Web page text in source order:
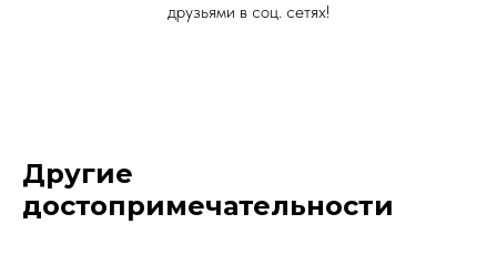
друзьями в соц. сетях!
Другие
достопримечательности